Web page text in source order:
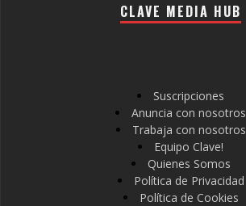
CLAVE MEDIA HUB
Suscripciones
Anuncia con nosotros
Trabaja con nosotros
Equipo Clave!
Quienes Somos
Política de Privacidad
Política de Cookies